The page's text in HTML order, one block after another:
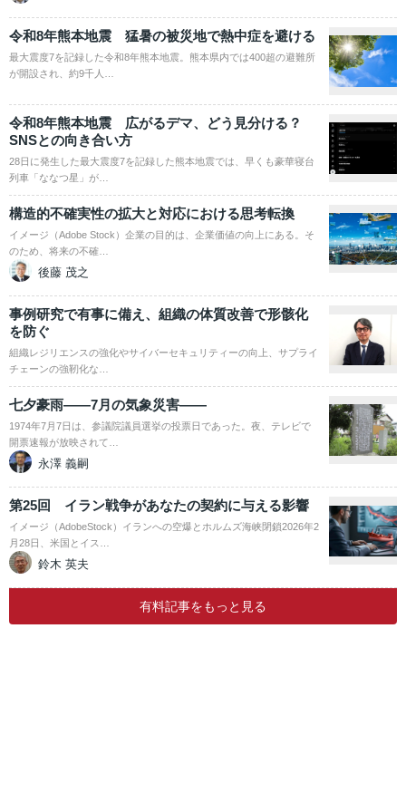
令和8年熊本地震 猛暑の被災地で熱中症を避ける
最大震度7を記録した令和8年熊本地震。熊本県内では400超の避難所
が開設され、約9千人…
令和8年熊本地震 広がるデマ、どう見分ける？
SNSとの向き合い方
28日に発生した最大震度7を記録した熊本地震では、早くも豪華寝台
列車「ななつ星」が…
構造的不確実性の拡大と対応における思考転換
イメージ（Adobe Stock）企業の目的は、企業価値の向上にある。そ
のため、将来の不確…
後藤 茂之
事例研究で有事に備え、組織の体質改善で形骸化
を防ぐ
組織レジリエンスの強化やサイバーセキュリティーの向上、サプライ
チェーンの強靭化な…
七夕豪雨――7月の気象災害――
1974年7月7日は、参議院議員選挙の投票日であった。夜、テレビで
開票速報が放映されて…
永澤 義嗣
第25回 イラン戦争があなたの契約に与える影響
イメージ（AdobeStock）イランへの空爆とホルムズ海峡閉鎖2026年2
月28日、米国とイス…
鈴木 英夫
有料記事をもっと見る